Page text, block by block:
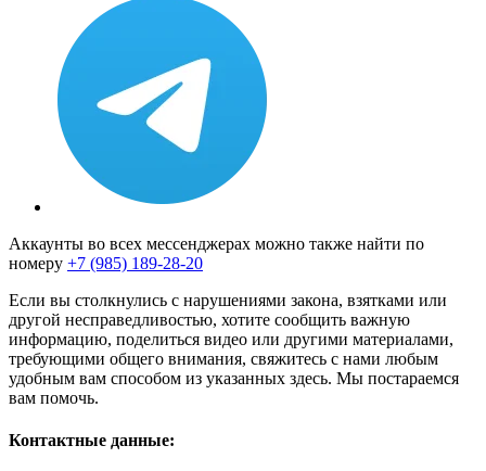
Аккаунты во всех мессенджерах можно также найти по
номеру +7 (985) 189-28-20
Если вы столкнулись с нарушениями закона, взятками или
другой несправедливостью, хотите сообщить важную
информацию, поделиться видео или другими материалами,
требующими общего внимания, свяжитесь с нами любым
удобным вам способом из указанных здесь. Мы постараемся
вам помочь.
Контактные данные: